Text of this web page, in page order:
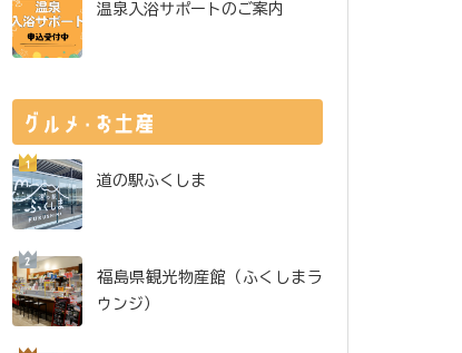
温泉入浴サポートのご案内
道の駅ふくしま
福島県観光物産館（ふくしまラ
ウンジ）